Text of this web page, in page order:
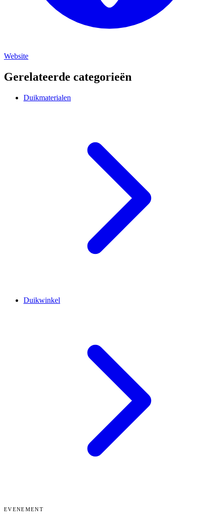
Website
Gerelateerde categorieën
Duikmaterialen
Duikwinkel
EVENEMENT